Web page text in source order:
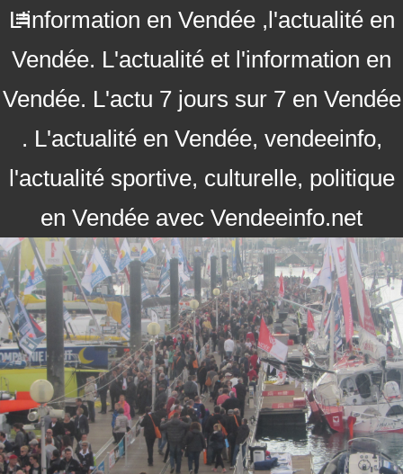
L'information en Vendée ,l'actualité en
Vendée. L'actualité et l'information en
Vendée. L'actu 7 jours sur 7 en Vendée
. L'actualité en Vendée, vendeeinfo,
l'actualité sportive, culturelle, politique
en Vendée avec Vendeeinfo.net